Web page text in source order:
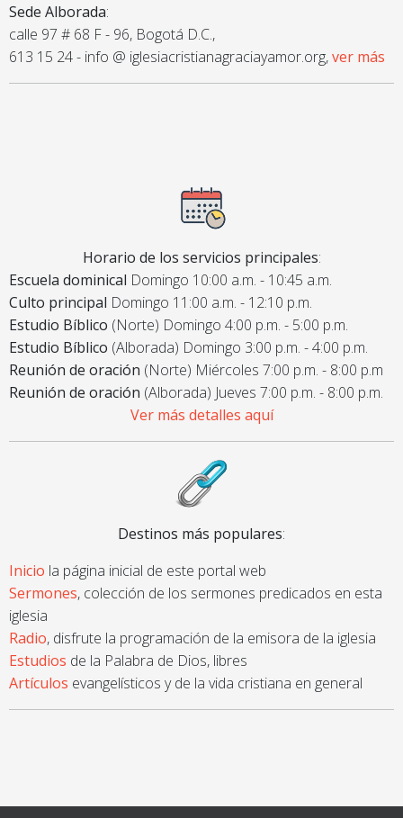
Sede Alborada:
calle 97 # 68 F - 96, Bogotá D.C.,
613 15 24 - info @ iglesiacristianagraciayamor.org,ver más
Horario de los servicios principales:
Escuela dominical Domingo 10:00 a.m. - 10:45 a.m.
Culto principal Domingo 11:00 a.m. - 12:10 p.m.
Estudio Bíblico (Norte) Domingo 4:00 p.m. - 5:00 p.m.
Estudio Bíblico (Alborada) Domingo 3:00 p.m. - 4:00 p.m.
Reunión de oración (Norte) Miércoles 7:00 p.m. - 8:00 p.m
Reunión de oración (Alborada) Jueves 7:00 p.m. - 8:00 p.m.
Ver más detalles aquí
Destinos más populares:
Inicio la página inicial de este portal web
Sermones, colección de los sermones predicados en esta
iglesia
Radio, disfrute la programación de la emisora de la iglesia
Estudios de la Palabra de Dios, libres
Artículos evangelísticos y de la vida cristiana en general